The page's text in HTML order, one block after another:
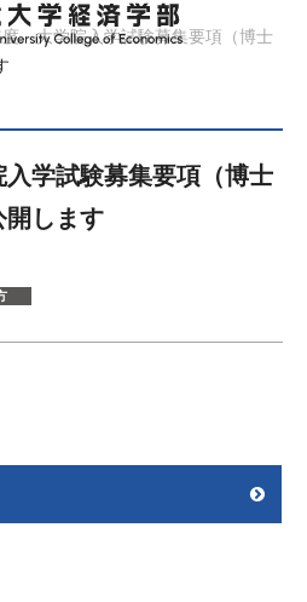
度 大学院入学試験募集要項（博士
学試験募集要項（博士
します